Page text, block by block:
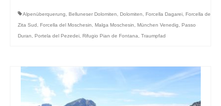
Alpenüberquerung, Belluneser Dolomiten, Dolomiten, Forcella Dagarei, Forcella de
Zita Sud, Forcella del Moschesin, Malga Moschesin, München Venedig, Passo
Duran, Portela del Pezedei, Rifugio Pian de Fontana, Traumpfad